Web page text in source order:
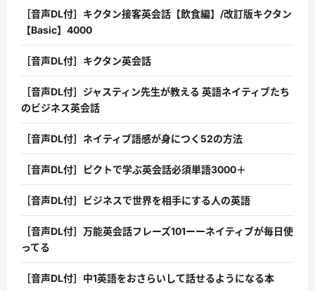
［音声DL付］キクタン接客英会話【飲食編】/改訂版キクタン
【Basic】4000
［音声DL付］キクタン英会話
［音声DL付］ジャスティン先生が教える 英語ネイティブたち
のビジネス英会話
［音声DL付］ネイティブ語感が身につく52の方法
［音声DL付］ピクトで学ぶ英会話必須単語3000＋
［音声DL付］ビジネスで世界を相手にする人の英語
［音声DL付］万能英会話フレーズ101ーーネイティブが毎日使
ってる
［音声DL付］中1英語をおさらいして話せるようになる本